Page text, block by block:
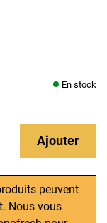
En stock
Ajouter
peuvent
Nous vous